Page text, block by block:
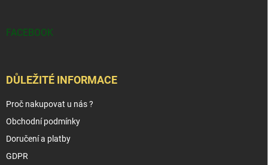
FACEBOOK
DŮLEŽITÉ INFORMACE
Proč nakupovat u nás ?
Obchodní podmínky
Doručení a platby
GDPR